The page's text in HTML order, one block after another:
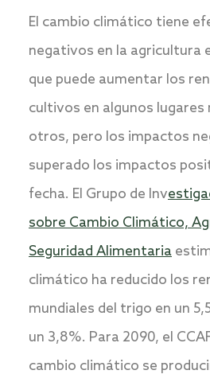
El cambio climático tiene
negativos en la agricultura
que puede aumentar los
cultivos en algunos
otros, pero los impactos
superado los impactos
fecha. El Grupo de Inv
sobre Cambio Climático,
Seguridad Alimentaria
climático ha reducido los
mundiales del trigo en un
un 3,8%. Para 2090, el
cambio climático se